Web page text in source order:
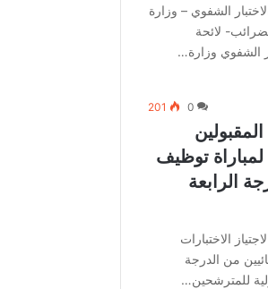
الشفوي – وزارة
لائحة
الشفوي وزارة…
0
201
لمباراة توظيف
الرابعة
الاختبارات
من الدرجة